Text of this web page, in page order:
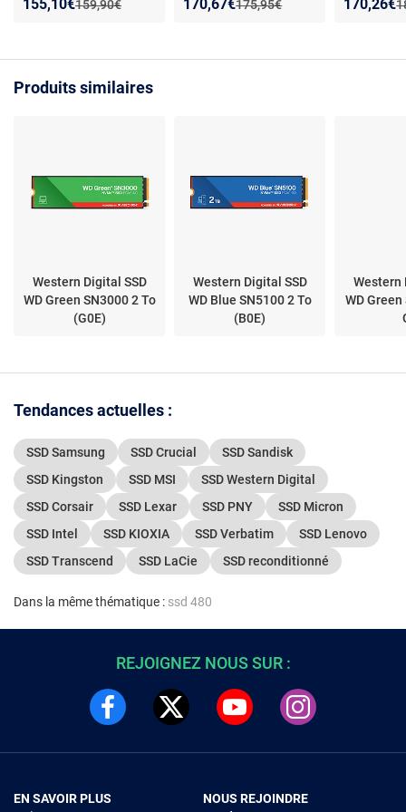
Ancien prix :
159,90€
Nouveau prix :
155,10€
Réduction de : Ancien prix :
175,95€
Nouveau prix :
170,67€
Réduction de : Nouveau
170,26€
Produits similaires
Western Digital SSD
WD Green SN3000 2 To
(G0E)
Western Digital SSD
WD Blue SN5100 2 To
(B0E)
Western
WD
Tendances actuelles :
SSD Samsung SSD Crucial
SSD Sandisk
SSD Kingston
SSD MSI
SSD Western Digital
SSD Corsair
SSD Lexar SSD PNY
SSD Micron
SSD Intel
SSD KIOXIA SSD Verbatim
SSD Lenovo
SSD Transcend
SSD LaCie SSD reconditionné
Dans la même thématique : ssd 480
REJOIGNEZ NOUS SUR :
EN SAVOIR PLUS
NOUS REJOINDRE